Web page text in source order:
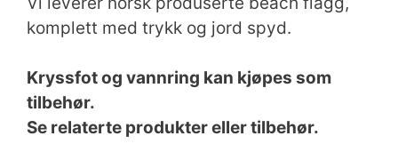
komplett med trykk og jord spyd.
Kryssfot og vannring kan kjøpes som
tilbehør.
Se relaterte produkter eller tilbehør.